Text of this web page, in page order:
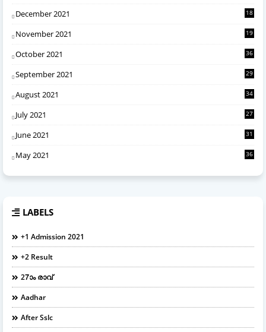
December 2021 18
November 2021 19
October 2021 36
September 2021 29
August 2021 34
July 2021 27
June 2021 31
May 2021 36
LABELS
+1 Admission 2021
+2 Result
27ാം രാവ്
Aadhar
After Sslc